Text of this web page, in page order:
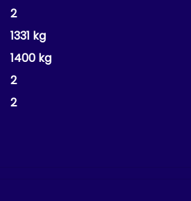
2
1331 kg
1400 kg
2
2